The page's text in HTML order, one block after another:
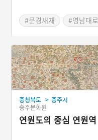
#문경새재 #영남대로
충청북도 > 충주시
충주문화원
연원도의 중심 연원역